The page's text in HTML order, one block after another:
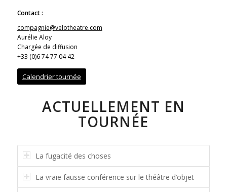
Contact :
compagnie@velotheatre.com
Aurélie Aloy
Chargée de diffusion
+33 (0)6 74 77 04 42
Calendrier tournée
ACTUELLEMENT EN
TOURNÉE
La fugacité des choses
La vraie fausse conférence sur le théâtre d’objet